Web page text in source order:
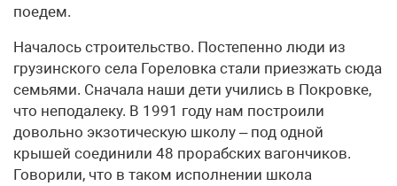
поедем.
Началось строительство. Постепенно люди из
грузинского села Гореловка стали приезжать сюда
семьями. Сначала наши дети учились в Покровке,
что неподалеку. В 1991 году нам построили
довольно экзотическую школу – под одной
крышей соединили 48 прорабских вагончиков.
Говорили, что в таком исполнении школа